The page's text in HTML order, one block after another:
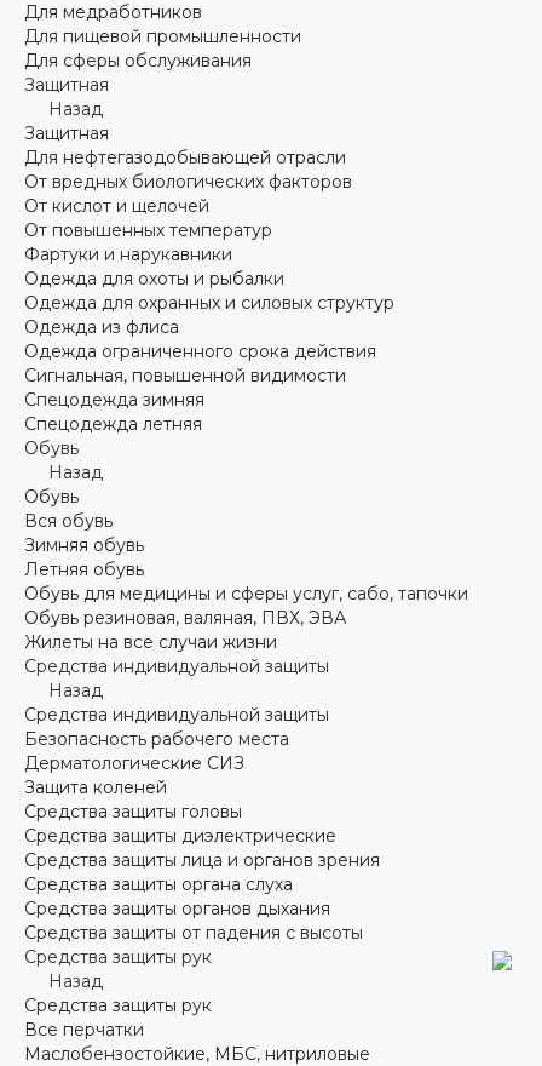
Для медработников
Для пищевой промышленности
Для сферы обслуживания
Защитная
Назад
Защитная
Для нефтегазодобывающей отрасли
От вредных биологических факторов
От кислот и щелочей
От повышенных температур
Фартуки и нарукавники
Одежда для охоты и рыбалки
Одежда для охранных и силовых структур
Одежда из флиса
Одежда ограниченного срока действия
Сигнальная, повышенной видимости
Спецодежда зимняя
Спецодежда летняя
Обувь
Назад
Обувь
Вся обувь
Зимняя обувь
Летняя обувь
Обувь для медицины и сферы услуг, сабо, тапочки
Обувь резиновая, валяная, ПВХ, ЭВА
Жилеты на все случаи жизни
Средства индивидуальной защиты
Назад
Средства индивидуальной защиты
Безопасность рабочего места
Дерматологические СИЗ
Защита коленей
Средства защиты головы
Средства защиты диэлектрические
Средства защиты лица и органов зрения
Средства защиты органа слуха
Средства защиты органов дыхания
Средства защиты от падения с высоты
Средства защиты рук
Назад
Средства защиты рук
Все перчатки
Маслобензостойкие, МБС, нитриловые